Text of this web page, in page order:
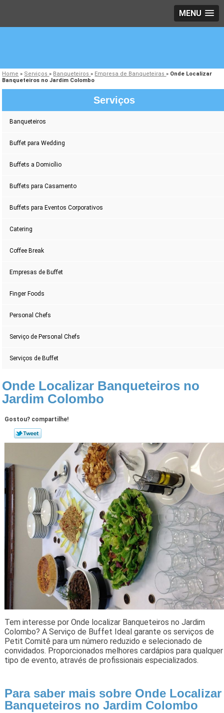
MENU
Home » Serviços» Banqueteiros» Empresa de Banqueteiras» Onde Localizar
Banqueteiros no Jardim Colombo
Serviços
Banqueteiros
Buffet para Wedding
Buffets a Domicílio
Buffets para Casamento
Buffets para Eventos Corporativos
Catering
Coffee Break
Empresas de Buffet
Finger Foods
Personal Chefs
Serviço de Personal Chefs
Serviços de Buffet
Onde Localizar Banqueteiros no
Jardim Colombo
Gostou? compartilhe!
Tem interesse por Onde localizar Banqueteiros no Jardim
Colombo? A Serviço de Buffet Ideal garante os serviços de
Petit Comitê para um número reduzido e selecionado de
convidados. Proporcionados melhores cardápios para qualquer
tipo de evento, através de profissionais especializados.
Para saber mais sobre Onde Localizar
Banqueteiros no Jardim Colombo